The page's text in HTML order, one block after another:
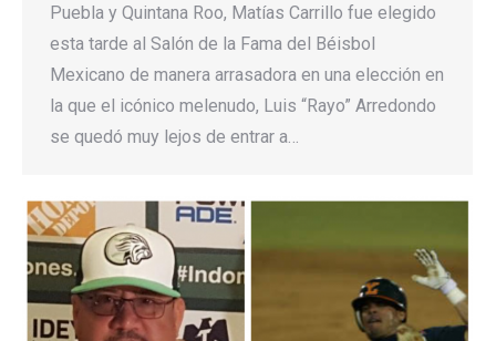
Puebla y Quintana Roo, Matías Carrillo fue elegido
esta tarde al Salón de la Fama del Béisbol
Mexicano de manera arrasadora en una elección en
la que el icónico melenudo, Luis “Rayo” Arredondo
se quedó muy lejos de entrar a…